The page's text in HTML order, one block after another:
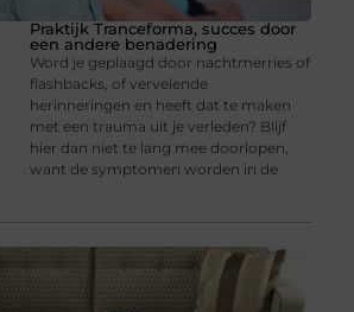
Praktijk Tranceforma, succes door
een andere benadering
Word je geplaagd door nachtmerries of
flashbacks, of vervelende
herinneringen en heeft dat te maken
met een trauma uit je verleden? Blijf
hier dan niet te lang mee doorlopen,
want de symptomen worden in de